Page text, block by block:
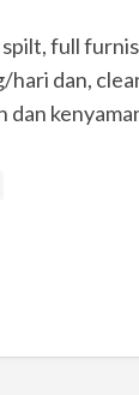
full
hari dan,
dan
ID